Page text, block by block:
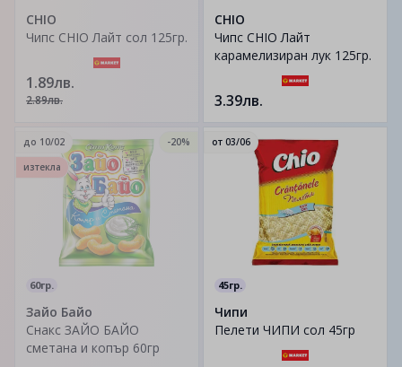
CHIO
Чипс CHIO Лайт сол 125гр.
1.89лв.
2.89лв.
CHIO
Чипс CHIO Лайт
карамелизиран лук 125гр.
3.39лв.
60гр.
Зайо Байо
Снакс ЗАЙО БАЙО
сметана и копър 60гр
до 10/02
-20%
изтекла
45гр.
Чипи
Пелети ЧИПИ сол 45гр
от 03/06